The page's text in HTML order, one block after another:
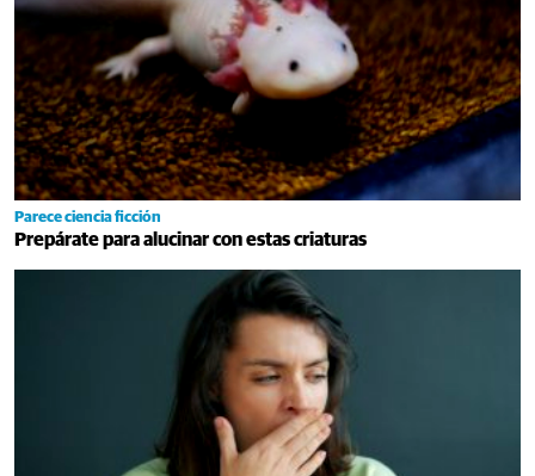
Parece ciencia ficción
Prepárate para alucinar con estas criaturas